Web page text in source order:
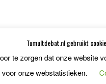
Tumultdebat.nl gebruikt
te zorgen dat onze website
onze webstatistieken.